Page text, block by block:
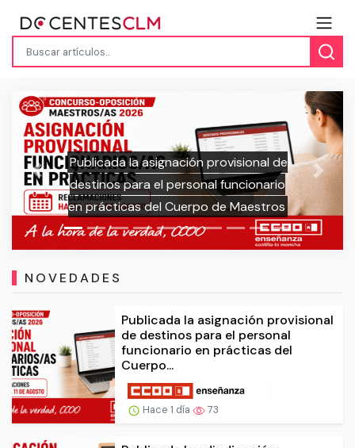
Publicada la adjudicación provisional
de inicio de curso para las bolsas de
trabajo del Cuerpo de Maestros
Previous Next
NOVEDADES
Publicada la asignación provisional
de destinos para el personal
funcionario en prácticas del
Cuerpo...
Hace 1 día 73